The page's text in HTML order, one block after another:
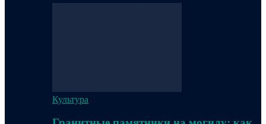
Культура